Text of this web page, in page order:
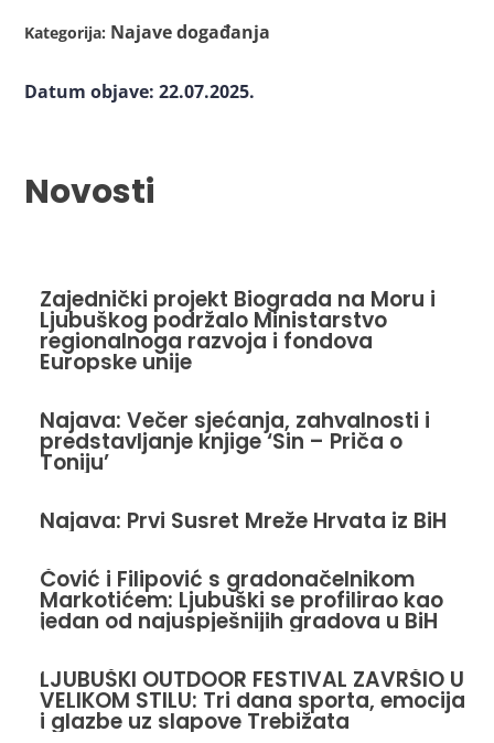
Kategorija: Najave događanja
Datum objave: 22.07.2025.
Novosti
Zajednički projekt Biograda na Moru i
Ljubuškog podržalo Ministarstvo
regionalnoga razvoja i fondova
Europske unije
Najava: Večer sjećanja, zahvalnosti i
predstavljanje knjige ‘Sin – Priča o
Toniju’
Najava: Prvi Susret Mreže Hrvata iz BiH
Čović i Filipović s gradonačelnikom
Markotićem: Ljubuški se profilirao kao
jedan od najuspješnijih gradova u BiH
LJUBUŠKI OUTDOOR FESTIVAL ZAVRŠIO U
VELIKOM STILU: Tri dana sporta, emocija
i glazbe uz slapove Trebižata